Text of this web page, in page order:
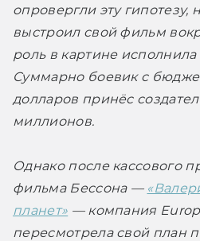
опровергли эту гипотезу,
выстроил свой фильм
роль в картине
Суммарно боевик с
долларов принёс
миллионов.
Однако после кассового
фильма Бессона —
планет» — компания
пересмотрела свой план